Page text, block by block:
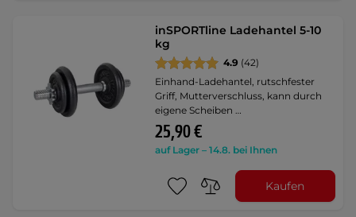
inSPORTline Ladehantel 5-10
kg
4.9 (42)
Einhand-Ladehantel, rutschfester
Griff, Mutterverschluss, kann durch
eigene Scheiben …
25,90 €
auf Lager – 14.8. bei Ihnen
Kaufen